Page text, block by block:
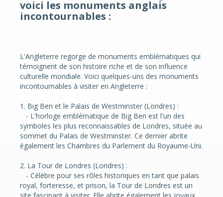
voici les monuments anglais
incontournables :
L'Angleterre regorge de monuments emblématiques qui
témoignent de son histoire riche et de son influence
culturelle mondiale. Voici quelques-uns des monuments
incontournables à visiter en Angleterre :
1. Big Ben et le Palais de Westminster (Londres) :
- L'horloge emblématique de Big Ben est l'un des
symboles les plus reconnaissables de Londres, située au
sommet du Palais de Westminster. Ce dernier abrite
également les Chambres du Parlement du Royaume-Uni.
2. La Tour de Londres (Londres) :
- Célèbre pour ses rôles historiques en tant que palais
royal, forteresse, et prison, la Tour de Londres est un